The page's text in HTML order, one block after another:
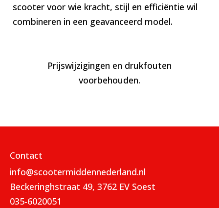
scooter voor wie kracht, stijl en efficiëntie wil
combineren in een geavanceerd model.
Prijswijzigingen en drukfouten
voorbehouden.
Contact
info@scootermiddennederland.nl
Beckeringhstraat 49, 3762 EV Soest
035-6020051